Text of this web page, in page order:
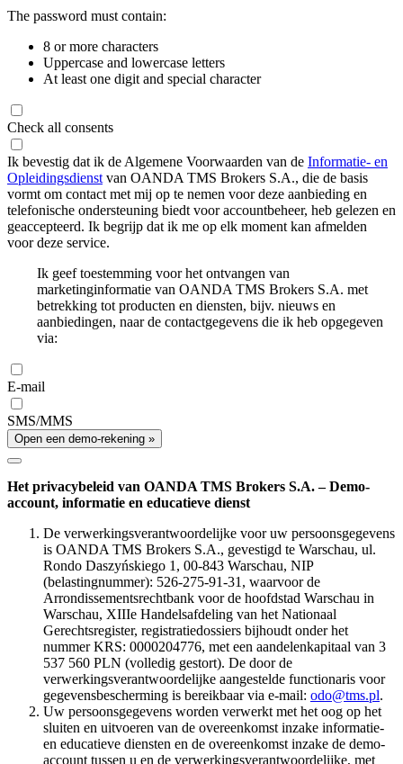
The password must contain:
8 or more characters
Uppercase and lowercase letters
At least one digit and special character
Check all consents
Ik bevestig dat ik de Algemene Voorwaarden van de Informatie- en
Opleidingsdienst van OANDA TMS Brokers S.A., die de basis
vormt om contact met mij op te nemen voor deze aanbieding en
telefonische ondersteuning biedt voor accountbeheer, heb gelezen en
geaccepteerd. Ik begrijp dat ik me op elk moment kan afmelden
voor deze service.
Ik geef toestemming voor het ontvangen van
marketinginformatie van OANDA TMS Brokers S.A. met
betrekking tot producten en diensten, bijv. nieuws en
aanbiedingen, naar de contactgegevens die ik heb opgegeven
via:
E-mail
SMS/MMS
Open een demo-rekening »
Het privacybeleid van OANDA TMS Brokers S.A. – Demo-
account, informatie en educatieve dienst
De verwerkingsverantwoordelijke voor uw persoonsgegevens
is OANDA TMS Brokers S.A., gevestigd te Warschau, ul.
Rondo Daszyńskiego 1, 00-843 Warschau, NIP
(belastingnummer): 526-275-91-31, waarvoor de
Arrondissementsrechtbank voor de hoofdstad Warschau in
Warschau, XIIIe Handelsafdeling van het Nationaal
Gerechtsregister, registratiedossiers bijhoudt onder het
nummer KRS: 0000204776, met een aandelenkapitaal van 3
537 560 PLN (volledig gestort). De door de
verwerkingsverantwoordelijke aangestelde functionaris voor
gegevensbescherming is bereikbaar via e-mail: odo@tms.pl.
Uw persoonsgegevens worden verwerkt met het oog op het
sluiten en uitvoeren van de overeenkomst inzake informatie-
en educatieve diensten en de overeenkomst inzake de demo-
account tussen u en de verwerkingsverantwoordelijke, met